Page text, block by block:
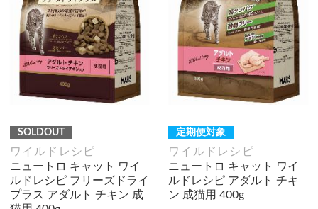
SOLDOUT
ワイルドレシピ
ニュートロ キャット ワイ
ルドレシピ フリーズドライ
プラス アダルト チキン 成
定期便対象
ワイルドレシピ
ニュートロ キャット ワイ
ルドレシピ アダルト チキ
ン 成猫用 400g